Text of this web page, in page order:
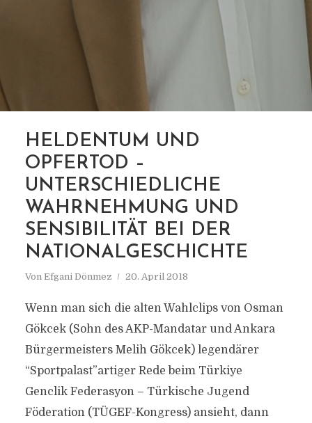
MARKIERUNG
NSDAP-RETHORIK
HELDENTUM UND
OPFERTOD –
UNTERSCHIEDLICHE
WAHRNEHMUNG UND
SENSIBILITÄT BEI DER
NATIONALGESCHICHTE
Von Efgani Dönmez 20. April 2018
Wenn man sich die alten Wahlclips von Osman
Gökcek (Sohn des AKP-Mandatar und Ankara
Bürgermeisters Melih Gökcek) legendärer
“Sportpalast”artiger Rede beim Türkiye
Genclik Federasyon – Türkische Jugend
Föderation (TÜGEF-Kongress) ansieht, dann